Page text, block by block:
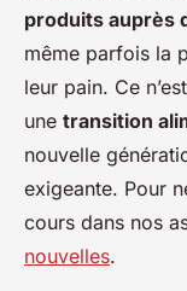
produits auprès
même parfois la
leur pain. Ce
une transition
nouvelle
exigeante. Pour
cours dans nos
nouvelles.